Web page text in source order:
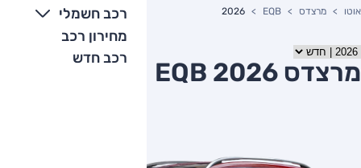
רכב חשמלי
מחירון רכב
רכב חדש
אוטו מרצדס EQB
2026
מרצדס EQB 2026